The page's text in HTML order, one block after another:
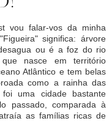
vou falar-vos da minha
"Figueira" significa: árvore
ou é a foz do rio
nasce em território
Atlântico e tem belas
como a rainha das
uma cidade bastante
passado, comparada à
as famílias ricas de